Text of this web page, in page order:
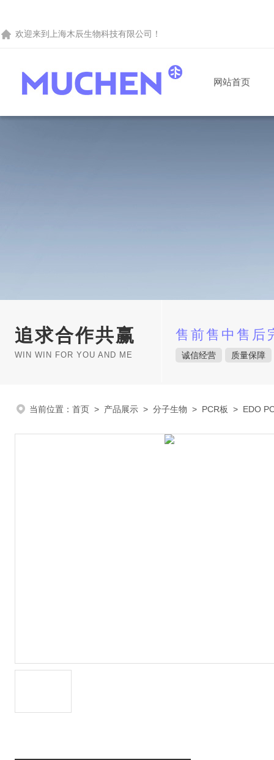
欢迎来到 上海木辰生物科技有限公司 ！
网站首页
追求合作共赢
WIN WIN FOR YOU AND ME
售前售中售后
诚信经营 质量保障
当前位置： 首页 > 产品展示 > 分子生物 > PCR板 > EDO